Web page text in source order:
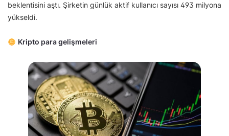
beklentisini aştı. Şirketin günlük aktif kullanıcı sayısı 493 milyona
yükseldi.
Kripto para gelişmeleri